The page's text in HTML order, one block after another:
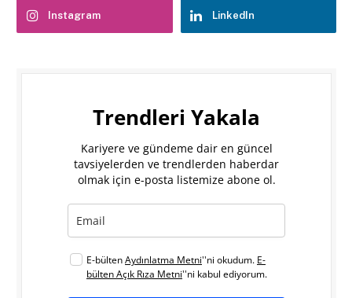
Instagram LinkedIn
Trendleri Yakala
Kariyere ve gündeme dair en güncel
tavsiyelerden ve trendlerden haberdar
olmak için e-posta listemize abone ol.
E-bültenAydınlatma Metni''ni okudum. E-
bülten Açık Rıza Metni''ni kabul ediyorum.